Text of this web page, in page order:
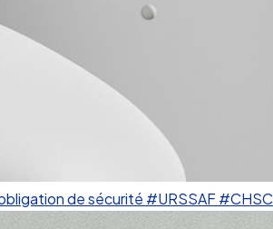
de sécurité #URSSAF